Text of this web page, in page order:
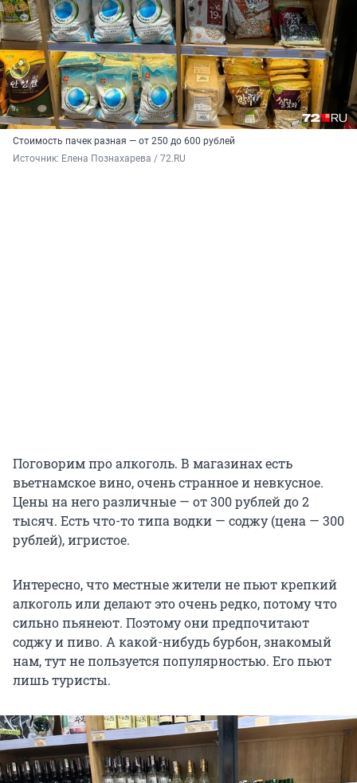
Стоимость пачек разная — от 250 до 600 рублей
Источник: Елена Познахарева / 72.RU
Поговорим про алкоголь. В магазинах есть
вьетнамское вино, очень странное и невкусное.
Цены на него различные — от 300 рублей до 2
тысяч. Есть что-то типа водки — соджу (цена — 300
рублей), игристое.
Интересно, что местные жители не пьют крепкий
алкоголь или делают это очень редко, потому что
сильно пьянеют. Поэтому они предпочитают
соджу и пиво. А какой-нибудь бурбон, знакомый
нам, тут не пользуется популярностью. Его пьют
лишь туристы.